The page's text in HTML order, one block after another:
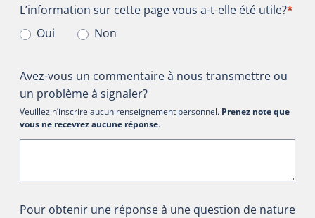
L’information sur cette page vous a-t-elle été utile?
L’information sur cette page vous a-t-elle été utile?*
Oui
Non
Avez-vous un commentaire à nous transmettre ou
un problème à signaler?
Veuillez n’inscrire aucun renseignement personnel. Prenez note que
vous ne recevrez aucune réponse.
Pour obtenir une réponse à une question de nature